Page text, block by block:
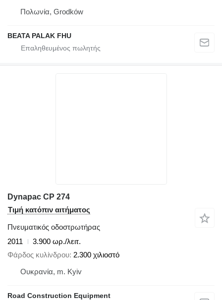
Πολωνία, Grodków
BEATA PALAK FHU
Dynapac CP 274
Τιμή κατόπιν αιτήματος
Πνευματικός οδοστρωτήρας
2011
3.900 ωρ./λειτ.
Φάρδος κυλίνδρου 2.300 χιλιοστό
Ουκρανία, m. Kyiv
Road Construction Equipment